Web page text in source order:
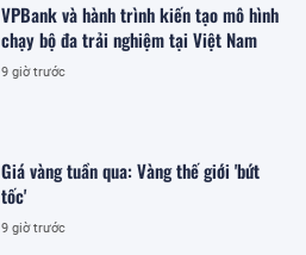
VPBank và hành trình kiến tạo mô hình
chạy bộ đa trải nghiệm tại Việt Nam
9 giờ trước
Giá vàng tuần qua: Vàng thế giới 'bứt
tốc'
9 giờ trước